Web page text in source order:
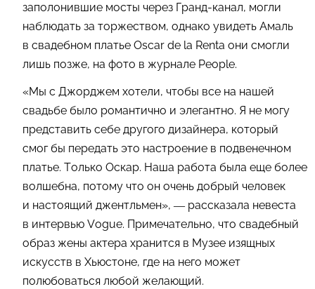
заполонившие мосты через Гранд-канал, могли
наблюдать за торжеством, однако увидеть Амаль
в свадебном платье Oscar de la Renta они смогли
лишь позже, на фото в журнале People.
«Мы с Джорджем хотели, чтобы все на нашей
свадьбе было романтично и элегантно. Я не могу
представить себе другого дизайнера, который
смог бы передать это настроение в подвенечном
платье. Только Оскар. Наша работа была еще более
волшебна, потому что он очень добрый человек
и настоящий джентльмен», — рассказала невеста
в интервью Vogue. Примечательно, что свадебный
образ жены актера хранится в Музее изящных
искусств в Хьюстоне, где на него может
полюбоваться любой желающий.